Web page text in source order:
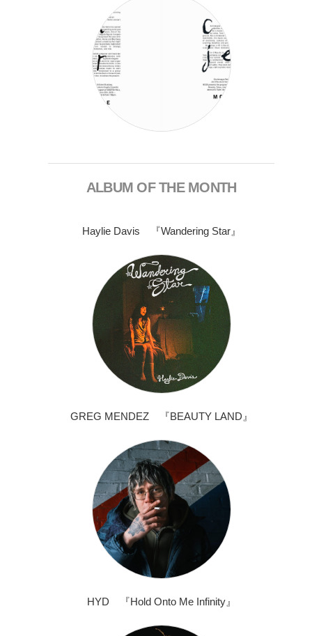
ALBUM OF THE MONTH
Haylie Davis 『Wandering Star』
GREG MENDEZ 『BEAUTY LAND』
HYD 『Hold Onto Me Infinity』